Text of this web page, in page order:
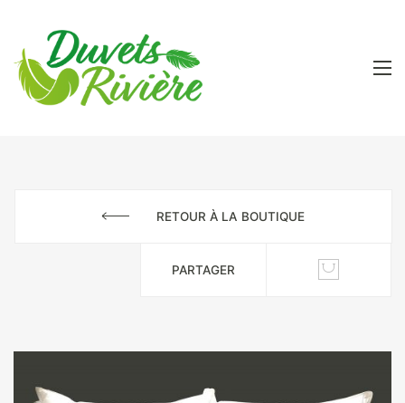
RETOUR À LA BOUTIQUE
PARTAGER